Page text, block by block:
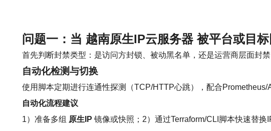
问题一：当 越南原生IP云服务器被平台或目标
首先判断封禁类型：是访问方封锁、被动黑名单，还是运营商层面封
自动化检测与切换
使用脚本定期进行连通性探测（TCP/HTTP心跳），配合
自动化流程建议
1）准备多组 原生IP 镜像或快照；2）通过Terraform/CLI脚本快速替